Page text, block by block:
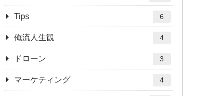
Tips 6
俺流人生観 4
ドローン 3
マーケティング 4